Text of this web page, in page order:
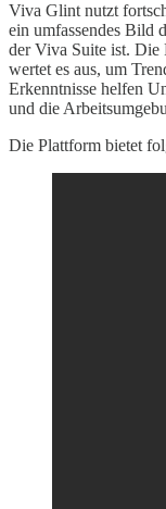
Viva Glint nutzt
ein umfassendes Bild
der Viva Suite ist. Die
wertet es aus, um
Erkenntnisse helfen
und die
Die Plattform bietet